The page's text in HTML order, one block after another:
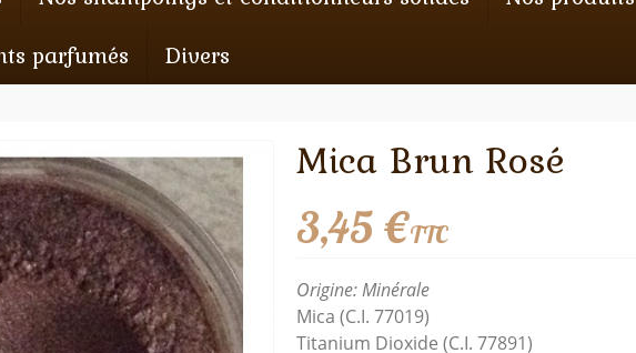
parfumés
Divers
Mica Brun Rosé
3,45 €TTC
Origine: Minérale
Mica (C.I. 77019)
Titanium Dioxide (C.I. 77891)